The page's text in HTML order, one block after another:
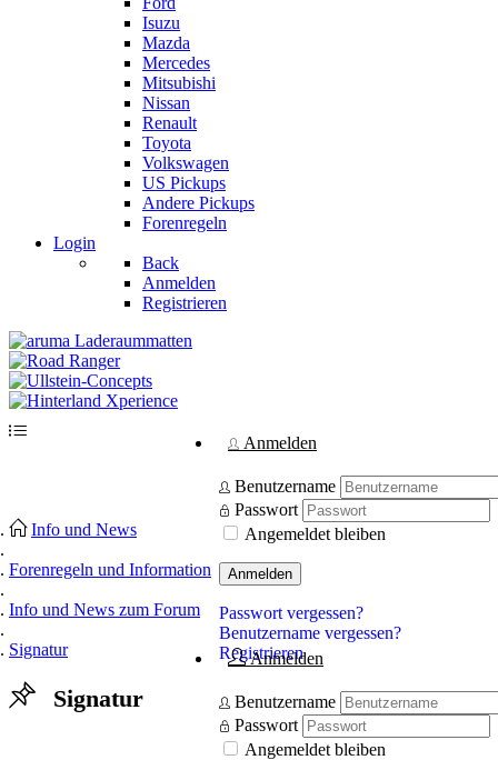
Isuzu
Mazda
Mercedes
Mitsubishi
Nissan
Renault
Toyota
Volkswagen
US Pickups
Andere Pickups
Forenregeln
Login
Back
Anmelden
Registrieren
Anmelden
Benutzername
Passwort
Angemeldet bleiben
Anmelden
Passwort vergessen?
Benutzername vergessen?
Registrieren
Anmelden
Benutzername
Passwort
Angemeldet bleiben
Info und News
Forenregeln und Information
Info und News zum Forum
Signatur
Signatur